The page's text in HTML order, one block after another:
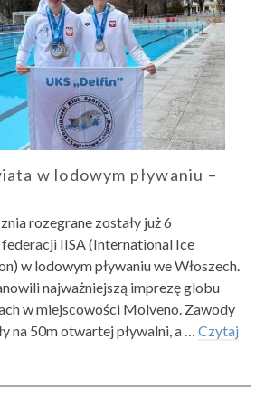
w lodowym pływaniu –
rozegrane zostały już 6
IISA (International Ice
w lodowym pływaniu we Włoszech.
najważniejszą imprezę globu
w miejscowości Molveno. Zawody
na 50m otwartej pływalni, a … Czytaj